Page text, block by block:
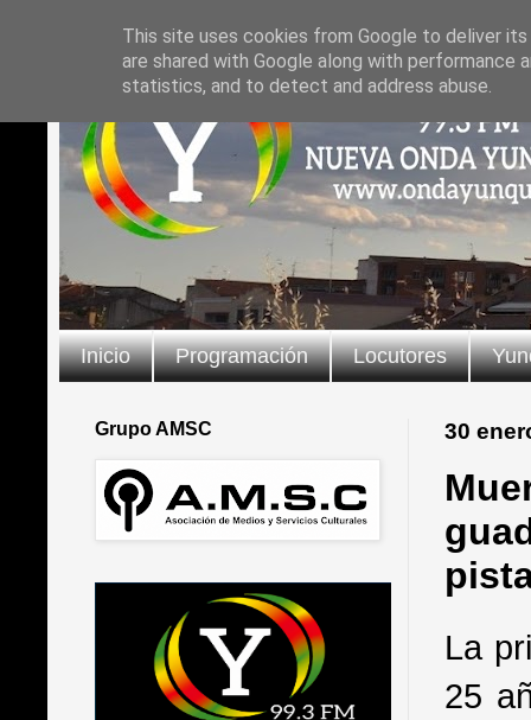
Inicio Programación Locutores
30
La
25
Grupo AMSC
This site uses cookies from Google to deliver
are shared with Google along with
statistics, and to detect and address abuse.